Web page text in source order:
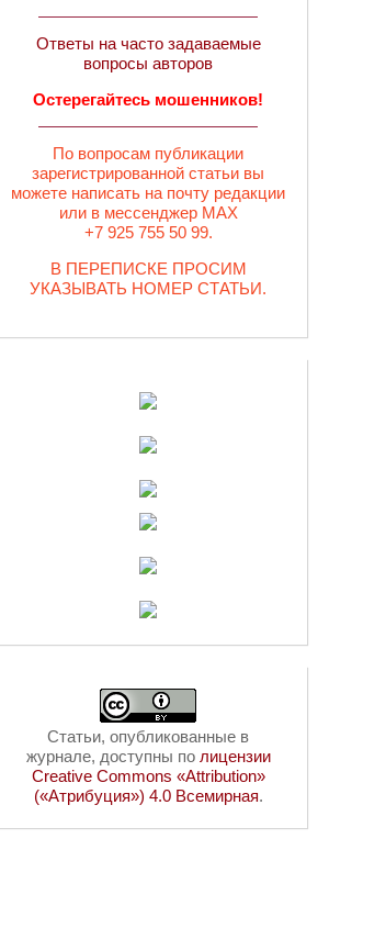
Ответы на часто задаваемые
вопросы авторов
Остерегайтесь мошенников!
По вопросам публикации
зарегистрированной статьи вы
можете написать на почту редакции
или в мессенджер MAX
+7 925 755 50 99.
В ПЕРЕПИСКЕ ПРОСИМ
УКАЗЫВАТЬ НОМЕР СТАТЬИ.
Статьи, опубликованные в
журнале, доступны по лицензии
Creative Commons «Attribution»
(«Атрибуция») 4.0 Всемирная.